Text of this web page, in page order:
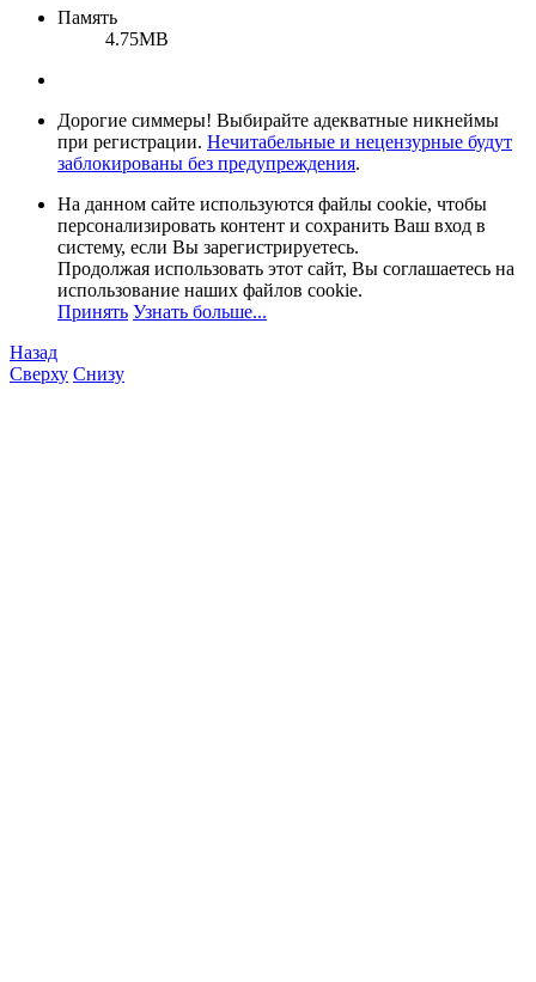
Память
4.75MB
Дорогие симмеры! Выбирайте адекватные никнеймы
при регистрации. Нечитабельные и нецензурные будут
заблокированы без предупреждения.
На данном сайте используются файлы cookie, чтобы
персонализировать контент и сохранить Ваш вход в
систему, если Вы зарегистрируетесь.
Продолжая использовать этот сайт, Вы соглашаетесь на
использование наших файлов cookie.
Принять Узнать больше...
Назад
Сверху Снизу